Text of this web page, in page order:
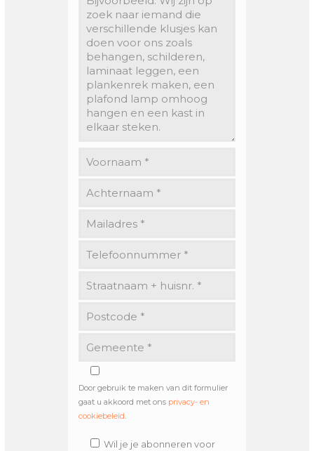
Door gebruik te maken van dit formulier
gaat u akkoord met ons privacy- en
cookiebeleid.
Wil je je abonneren voor